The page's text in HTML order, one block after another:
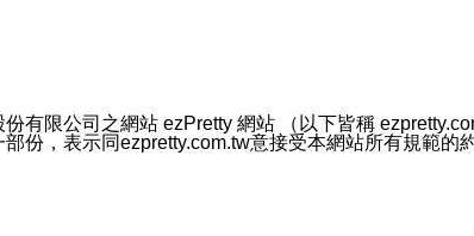
接收到通知型訊息。
不會被傳送。滿足以下三個條件者，將可收到通知型
限公司之網站 ezPretty 網站 （以下皆稱
份，表示同ezpretty.com.tw意接受本網站所有規範的約